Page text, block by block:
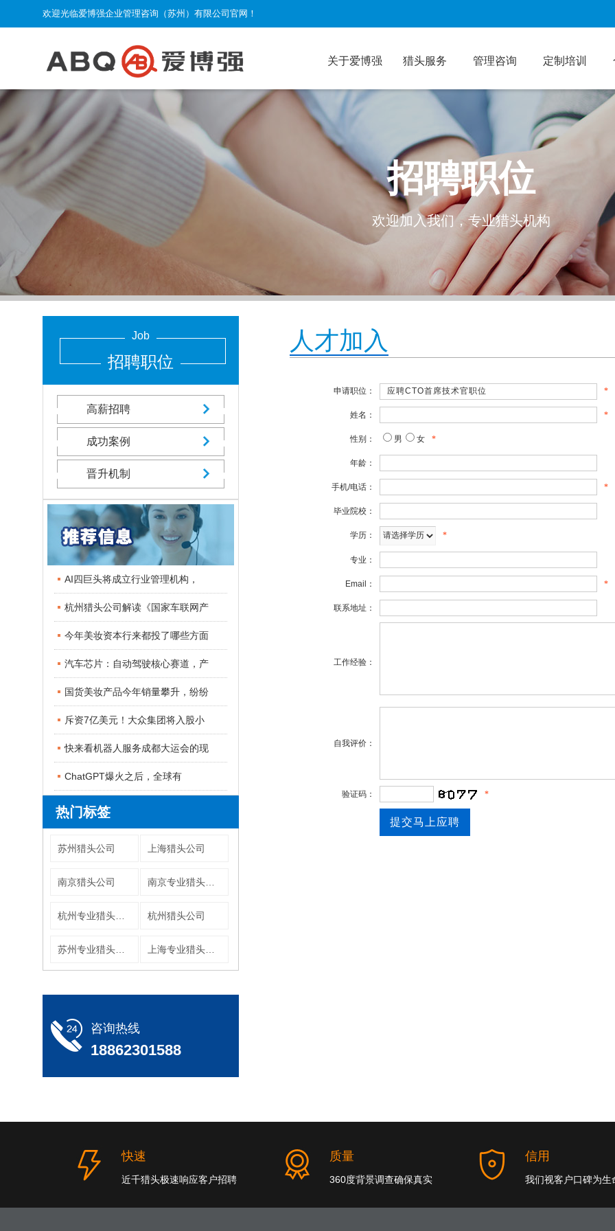
欢迎光临爱博强企业管理咨询（苏州）有限公司官网！
关于爱博强 猎头服务 管理咨询 定制培训
招聘职位
欢迎加入我们，专业猎头机构
Job
招聘职位
高薪招聘
成功案例
晋升机制
AI四巨头将成立行业管理机构，
杭州猎头公司解读《国家车联网产
今年美妆资本行来都投了哪些方面
汽车芯片：自动驾驶核心赛道，产
国货美妆产品今年销量攀升，纷纷
斥资7亿美元！大众集团将入股小
快来看机器人服务成都大运会的现
ChatGPT爆火之后，全球有
热门标签
苏州猎头公司 上海猎头公司
南京猎头公司
杭州猎头公司
咨询热线
18862301588
人才加入
申请职位： *
姓名： *
性别： 男 女 *
年龄：
手机/电话： *
毕业院校：
学历： *
专业：
Email： *
联系地址：
工作经验：
自我评价：
验证码： *
快速
近千猎头极速响应客户招聘
质量
360度背景调查确保真实
信用
我们视客户口碑为生